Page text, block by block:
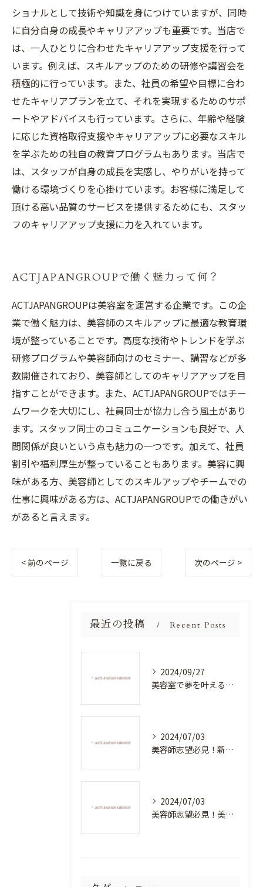
ショナルとして技術や知識を身につけていますが、同時
に自分自身の成長やキャリアアップも重要です。当店で
は、一人ひとりに合わせたキャリアアップ支援を行って
います。例えば、スキルアップのための研修や講習会を
積極的に行っています。また、社員の希望や目標に合わ
せたキャリアプランを立て、それを実現するためのサポ
ートやアドバイスも行っています。さらに、年齢や経験
に応じた資格取得支援やキャリアアップに必要なスキル
を学ぶための独自の教育プログラムもあります。当店で
は、スタッフが自身の成長を実感し、やりがいを持って
働ける環境づくりを心掛けています。お客様に満足して
頂ける高い品質のサービスを提供するためにも、スタッ
フのキャリアアップ支援に力を入れています。
ACTJAPANGROUPで働く魅力って何？
ACTJAPANGROUPは美容室を運営する企業です。この企
業で働く魅力は、美容師のスキルアップに最適な教育環
境が整っていることです。高度な技術やトレンドを学ぶ
研修プログラムや美容師向けのセミナー、講習などが多
数開催されており、美容師としてのキャリアアップを目
指すことができます。また、ACTJAPANGROUPではチー
ムワークを大切にし、社員同士が協力し合う風土があり
ます。スタッフ同士のコミュニケーションも良好で、人
間関係が良いという点も魅力の一つです。加えて、社員
割引や福利厚生が整っていることもあります。美容に興
味がある方、美容師としてのスキルアップやチームでの
仕事に興味がある方は、ACTJAPANGROUPでの働きがい
があると言えます。
< 前のページ 一覧に戻る 次のページ >
最近の投稿 Recent Posts
2024/09/27
美容室で夢を叶える！自分を磨く新たなチャンス
2024/07/03
美容師志望必見！新たな価値を創造する美容室でハイレベルな技術を学べる環境
2024/07/03
美容師志望必見！美容室NEWSTANDARDで最高のスキルアップを目指そう！